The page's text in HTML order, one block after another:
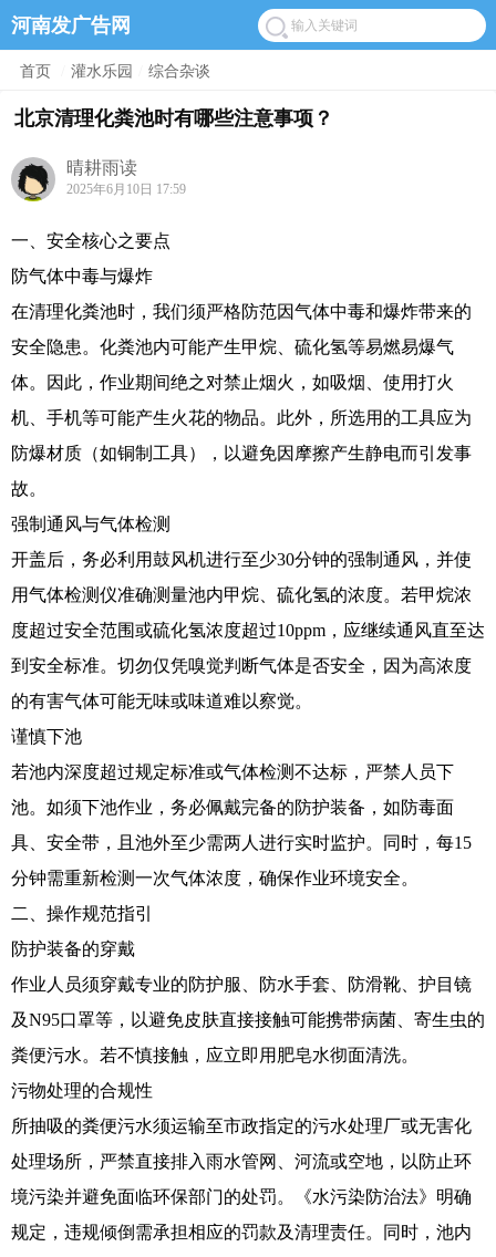
河南发广告网
首页 灌水乐园 综合杂谈
北京清理化粪池时有哪些注意事项？
晴耕雨读
2025年6月10日 17:59
一、安全核心之要点
防气体中毒与爆炸
在清理化粪池时，我们须严格防范因气体中毒和爆炸带来的
安全隐患。化粪池内可能产生甲烷、硫化氢等易燃易爆气
体。因此，作业期间绝之对禁止烟火，如吸烟、使用打火
机、手机等可能产生火花的物品。此外，所选用的工具应为
防爆材质（如铜制工具），以避免因摩擦产生静电而引发事
故。
强制通风与气体检测
开盖后，务必利用鼓风机进行至少30分钟的强制通风，并使
用气体检测仪准确测量池内甲烷、硫化氢的浓度。若甲烷浓
度超过安全范围或硫化氢浓度超过10ppm，应继续通风直至达
到安全标准。切勿仅凭嗅觉判断气体是否安全，因为高浓度
的有害气体可能无味或味道难以察觉。
谨慎下池
若池内深度超过规定标准或气体检测不达标，严禁人员下
池。如须下池作业，务必佩戴完备的防护装备，如防毒面
具、安全带，且池外至少需两人进行实时监护。同时，每15
分钟需重新检测一次气体浓度，确保作业环境安全。
二、操作规范指引
防护装备的穿戴
作业人员须穿戴专业的防护服、防水手套、防滑靴、护目镜
及N95口罩等，以避免皮肤直接接触可能携带病菌、寄生虫的
粪便污水。若不慎接触，应立即用肥皂水彻面清洗。
污物处理的合规性
所抽吸的粪便污水须运输至市政指定的污水处理厂或无害化
处理场所，严禁直接排入雨水管网、河流或空地，以防止环
境污染并避免面临环保部门的处罚。《水污染防治法》明确
规定，违规倾倒需承担相应的罚款及清理责任。同时，池内